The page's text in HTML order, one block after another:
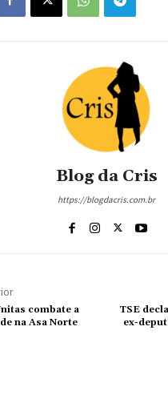
Blog da Cris
https://blogdacris.com.br
combate a
na Asa Norte
TSE
ex-